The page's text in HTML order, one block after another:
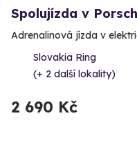
Spolujízda v
Adrenalinová jízda v
Slovakia Ring
(+ 2 další lokality)
2 690 Kč